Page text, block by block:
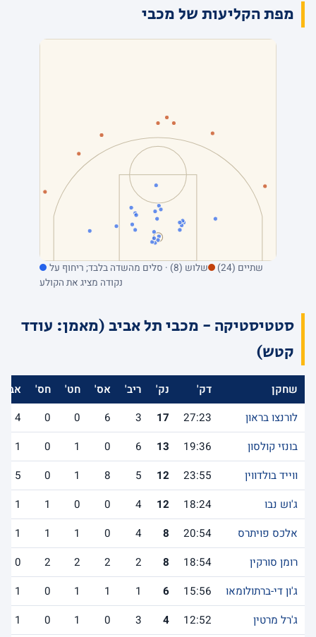
מפת הקליעות של מכבי
שתיים (24)
שלוש (8) · סלים מהשדה בלבד; ריחוף על
נקודה מציג את הקולע
סטטיסטיקה - מכבי תל אביב (מאמן: עודד
קטש)
שחקן דק' נק' ריב' אס' חט' חס'
אב'
לורנצו בראון
27:23
17
3
6
0
0
4
בונזי קולסון
19:36
13
6
0
1
0
1
ווייד בולדווין
23:55
12
5
8
1
0
5
ג'וש נבו
18:24
12
4
0
0
1
1
אלכס פויתרס
20:54
8
4
0
1
1
1
רומן סורקין
18:54
8
2
2
2
2
0
ג'ון די-ברתולומאו
15:56
6
1
1
1
0
1
ג'רל מרטין
12:52
4
3
0
1
0
1